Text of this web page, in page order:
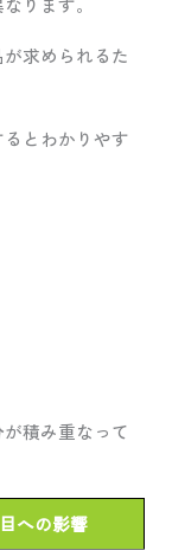
求められるた
とわかりやす
積み重なって
への影響